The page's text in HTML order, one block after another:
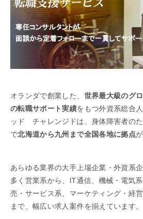
オランダで創業した、 世界最大級のグ
の転職サポート実績をもつ外資系総合
ッド チャレンジドは、身体障害者の
で北海道から九州まで全国各地に拠点
あらゆる業界の大手上場企業・外資系
多く営業系から、IT通信、機械・電気
売・サービス系、マーケティング・経
まで、幅広い求人案件を揃えています。